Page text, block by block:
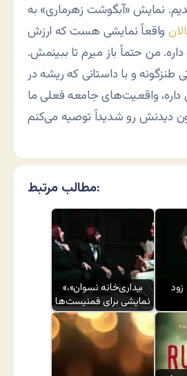
نمایش «آبگوشت زهرماری» به
واقعاً نمایشی هست که ارزش
من حتماً باز میرم تا ببینمش.
طنزگونه و با داستانی که ریشه در
داره، واقعیت‌های جامعه فعلی ما
مطالب مرتبط:
«بیداری‌خانه نسوان»،
نمایشی برای فمنیست‌ها
زود